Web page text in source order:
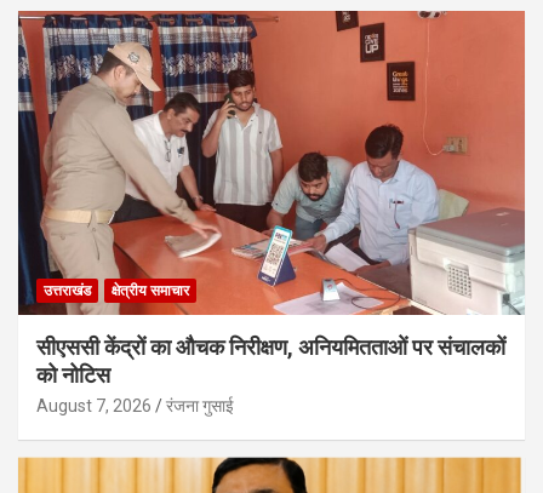
उत्तराखंड क्षेत्रीय समाचार
सीएससी केंद्रों का औचक निरीक्षण, अनियमितताओं पर संचालकों
को नोटिस
August 7, 2026 रंजना गुसाई